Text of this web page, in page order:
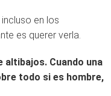
en los
es querer verla.
altibajos. Cuando una
todo si es hombre,